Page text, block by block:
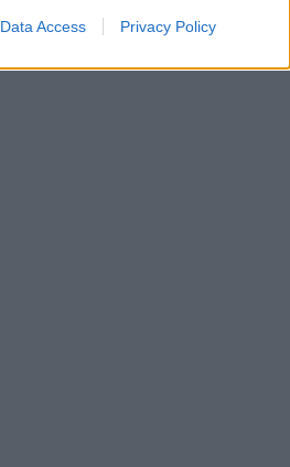
Data Access Privacy Policy